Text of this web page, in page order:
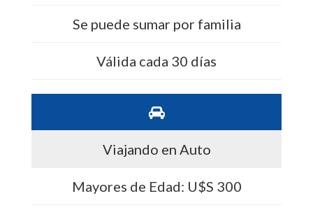
Se puede sumar por familia
Válida cada 30 días
Viajando en Auto
Mayores de Edad: U$S 300